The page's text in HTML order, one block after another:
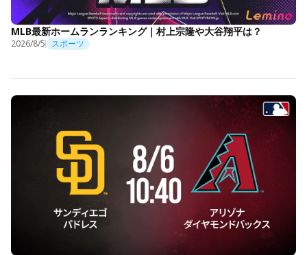
MLB最新ホームランランキング｜村上宗隆や大谷翔平は？
2026/8/5 スポーツ